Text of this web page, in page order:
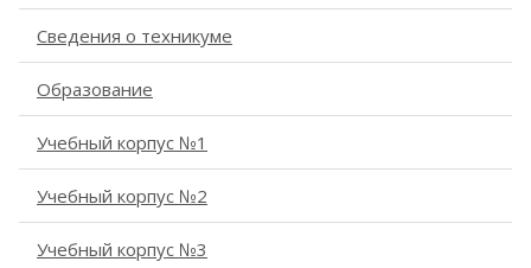
Сведения о техникуме
Образование
Учебный корпус №1
Учебный корпус №2
Учебный корпус №3